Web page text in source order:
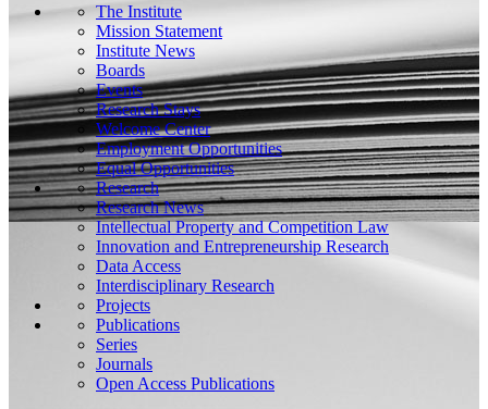
The Institute
Mission Statement
Institute News
Boards
Events
Research Stays
Welcome Center
Employment Opportunities
Equal Opportunities
Research
Research News
Intellectual Property and Competition Law
Innovation and Entrepreneurship Research
Data Access
Interdisciplinary Research
Projects
Publications
Series
Journals
Open Access Publications